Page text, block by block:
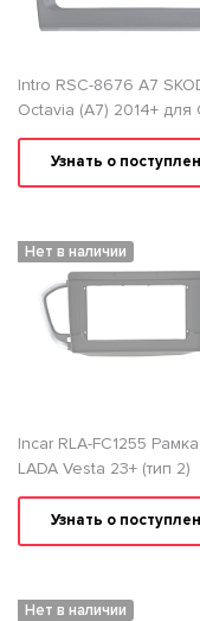
Intro RSC-8676 A7
Octavia (A7) 2014+ для
8676 Переходная
Узнать о
Нет в наличии
Incar RLA-FC1255
LADA Vesta 23+ (тип 2)
Узнать о
Нет в наличии